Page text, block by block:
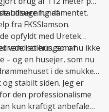
fundamentet.
udsugning af
fra FKSSlamson.
opfyldt med Uretek
isoleringen af
vandret hus, som nu ikke
– og en husejer, som nu
i de smukke
stabilt siden. Jeg er
den professionalisme
kun kraftigt anbefale